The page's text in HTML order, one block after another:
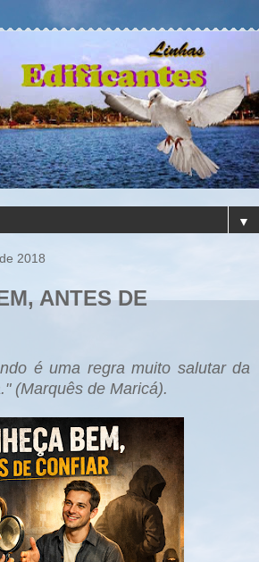
▼
2018
ANTES DE
é uma regra muito salutar da
(Marquês de Maricá).